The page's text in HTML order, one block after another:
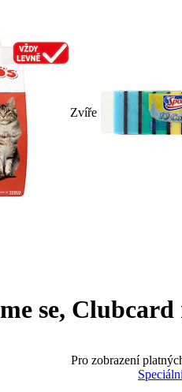
Zvíře
se,
Pro zobrazení